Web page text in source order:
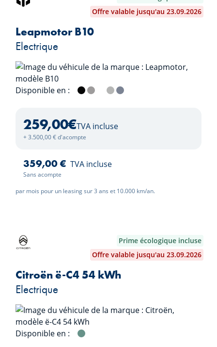
Offre valable jusqu'au 23.09.2026
Leapmotor B10
Electrique
Disponible en : Metallic Black
Tundra Grey
Light White
Galaxy Silver
Starry Night Blue
259,00€TVA incluse
+ 3.500,00 € d'acompte
359,00 € TVA incluse
Sans acompte
par mois pour un leasing sur 3 ans et 10.000 km/an.
Prime écologique incluse
Offre valable jusqu'au 23.09.2026
Citroën ë-C4 54 kWh
Electrique
Disponible en : Manhattan Green